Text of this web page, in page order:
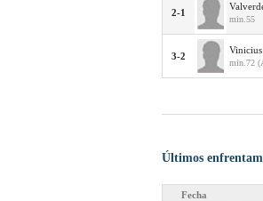
2-1
min.55
3-2
Vinicius
min.72
Últimos
Fecha